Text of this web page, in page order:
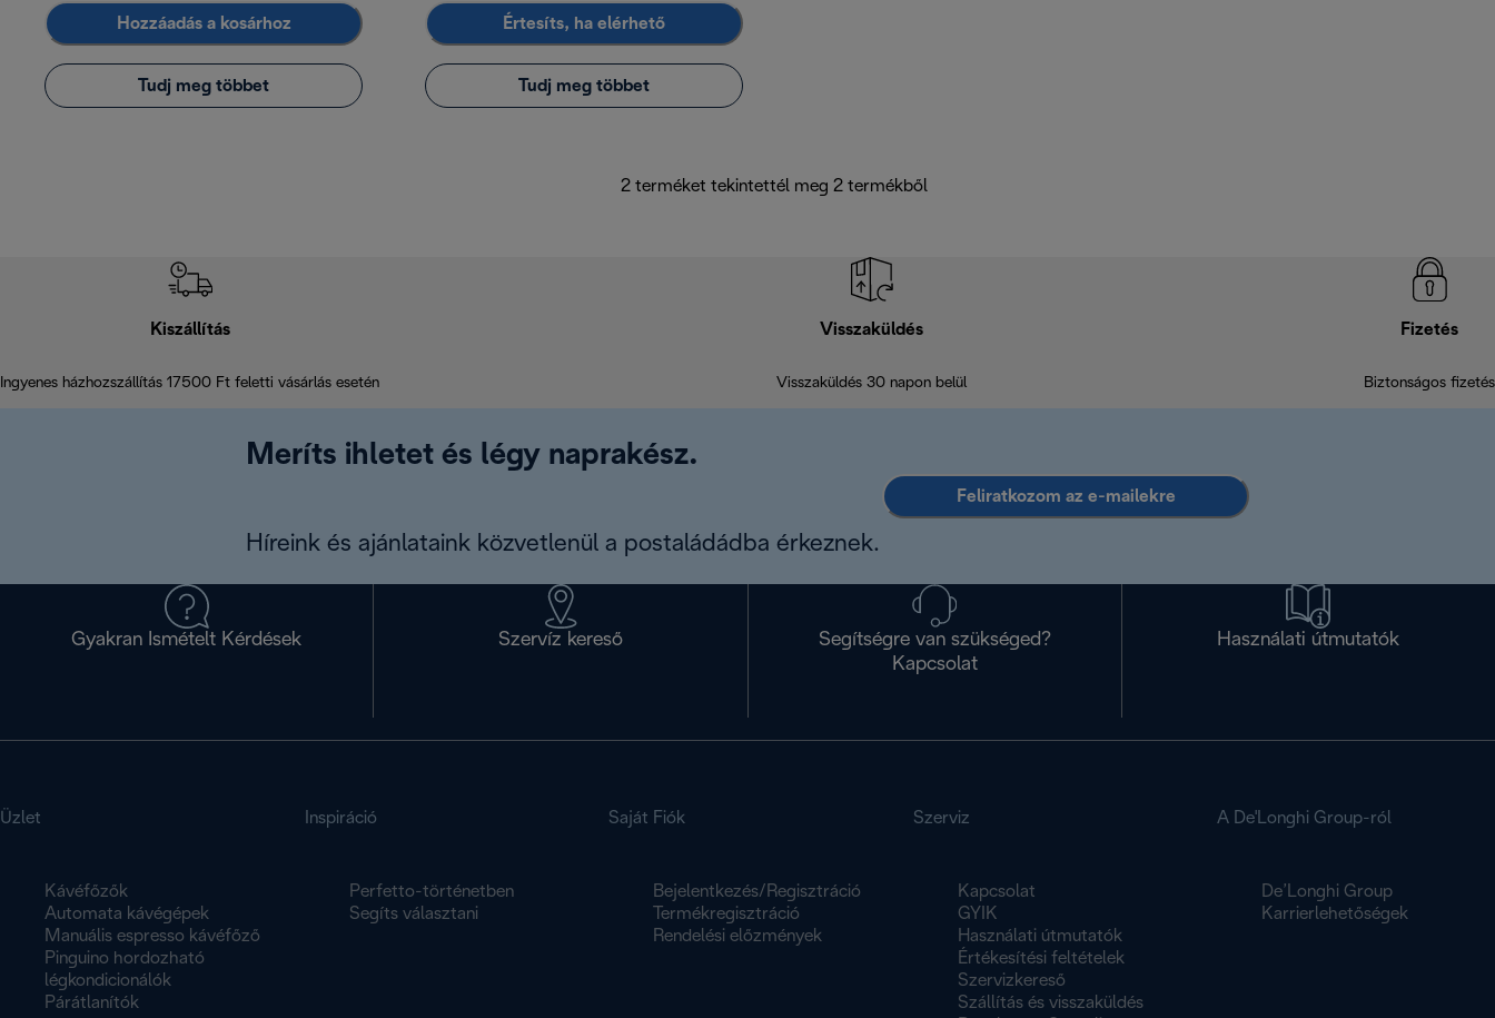
Hozzáadás a kosárhoz
Tudj meg többet
Értesíts, ha elérhető
Tudj meg többet
2 terméket tekintettél meg 2 termékből
Kiszállítás
Ingyenes házhozszállítás 17500 Ft feletti vásárlás esetén
Visszaküldés
Visszaküldés 30 napon belül
Fizetés
Biztonságos fizetés
Meríts ihletet és légy naprakész.
Híreink és ajánlataink közvetlenül a postaládádba érkeznek.
Feliratkozom az e-mailekre
Gyakran Ismételt Kérdések Szervíz kereső
Segítségre van szükséged?
Kapcsolat
Használati útmutatók
Üzlet
Kávéfőzők
Automata kávégépek
Manuális espresso kávéfőző
Pinguino hordozható
légkondicionálók
Párátlanítók
Inspiráció
Perfetto-történetben
Segíts választani
Saját Fiók
Bejelentkezés/Regisztráció
Termékregisztráció
Rendelési előzmények
Szerviz
Kapcsolat
GYIK
Használati útmutatók
Értékesítési feltételek
Szervizkereső
Szállítás és visszaküldés
A De'Longhi Group-ról
De’Longhi Group
Karrierlehetőségek